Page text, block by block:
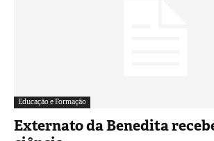
Educação e Formação
Externato da Benedita